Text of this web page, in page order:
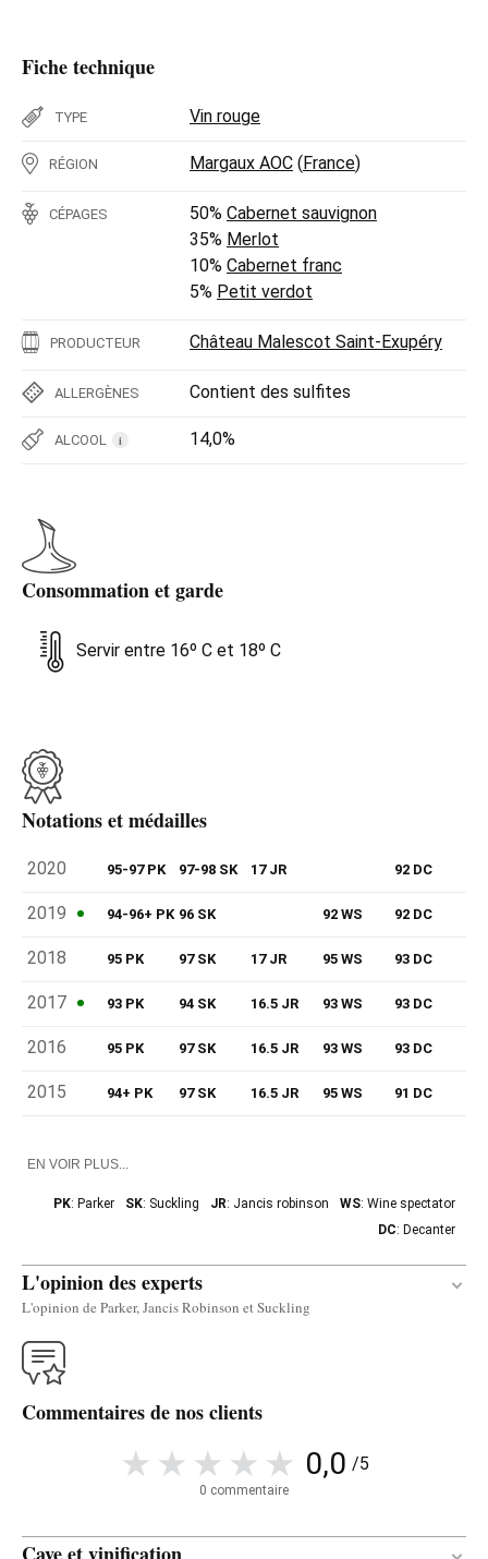
Fiche technique
TYPE Vin rouge
RÉGION Margaux AOC (France)
CÉPAGES 50% Cabernet sauvignon
35% Merlot
10% Cabernet franc
5% Petit verdot
PRODUCTEUR Château Malescot Saint-Exupéry
ALLERGÈNES Contient des sulfites
ALCOOL i 14,0%
Consommation et garde
Servir entre 16º C et 18º C
Notations et médailles
2020 95-97 PK 97-98 SK 17 JR 92 DC
2019 94-96+ PK 96 SK 92 WS 92 DC
2018 95 PK 97 SK 17 JR 95 WS 93 DC
2017 93 PK 94 SK 16.5 JR 93 WS 93 DC
2016 95 PK 97 SK 16.5 JR 93 WS 93 DC
2015 94+ PK 97 SK 16.5 JR 95 WS 91 DC
EN VOIR PLUS...
PK: Parker SK: Suckling JR: Jancis robinson WS: Wine spectator
DC: Decanter
L'opinion des experts
L'opinion de Parker, Jancis Robinson et Suckling
Traduire
Malescot St. Exupery sings of cassis, fragrant
earth, tobacco and lilacs with a compelling waft of
of expressive fruit layers at this youthful stage, it's
Commentaires de nos clients
0,0 /5
0 commentaire
Cave et vinification